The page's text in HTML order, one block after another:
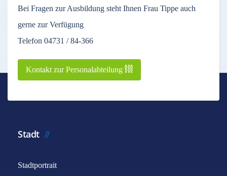
Bei Fragen zur Ausbildung steht Ihnen Frau Tippe auch
gerne zur Verfügung
Telefon 04731 / 84-366
Kontakt zur Personalabteilung
Stadt
Stadtportrait